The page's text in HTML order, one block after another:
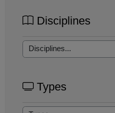
Disciplines
Types